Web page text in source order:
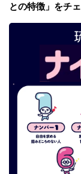
との特徴」をチ